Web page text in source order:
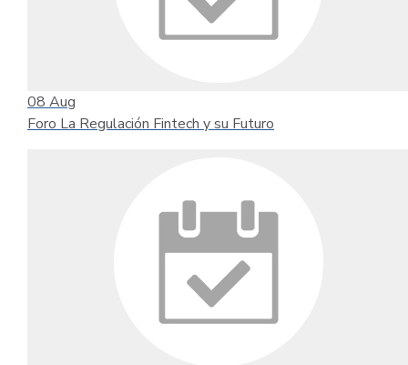
08 Aug
Foro La Regulación Fintech y su Futuro